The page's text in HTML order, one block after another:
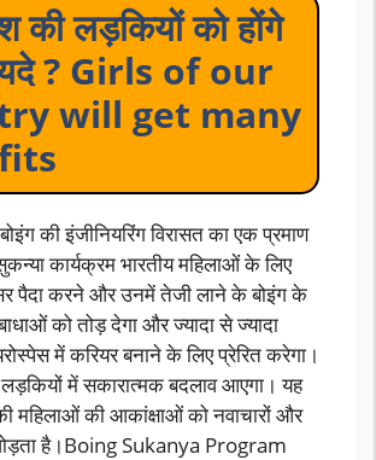
की लड़कियों को होंगे
? Girls of our
will get many
की इंजीनियरिंग विरासत का एक प्रमाण
कार्यक्रम भारतीय महिलाओं के लिए
पैदा करने और उनमें तेजी लाने के बोइंग के
को तोड़ देगा और ज्यादा से ज्यादा
में करियर बनाने के लिए प्रेरित करेगा।
में सकारात्मक बदलाव आएगा। यह
महिलाओं की आकांक्षाओं को नवाचारों और
है।Boing Sukanya Program